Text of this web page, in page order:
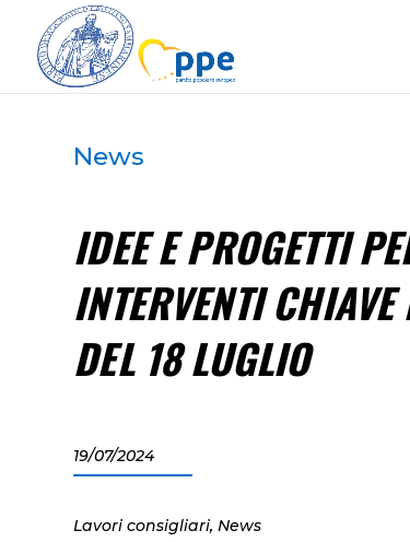
News
IDEE E PROGETTI
INTERVENTI
DEL 18 LUGLIO
19/07/2024
Lavori consigliari,News